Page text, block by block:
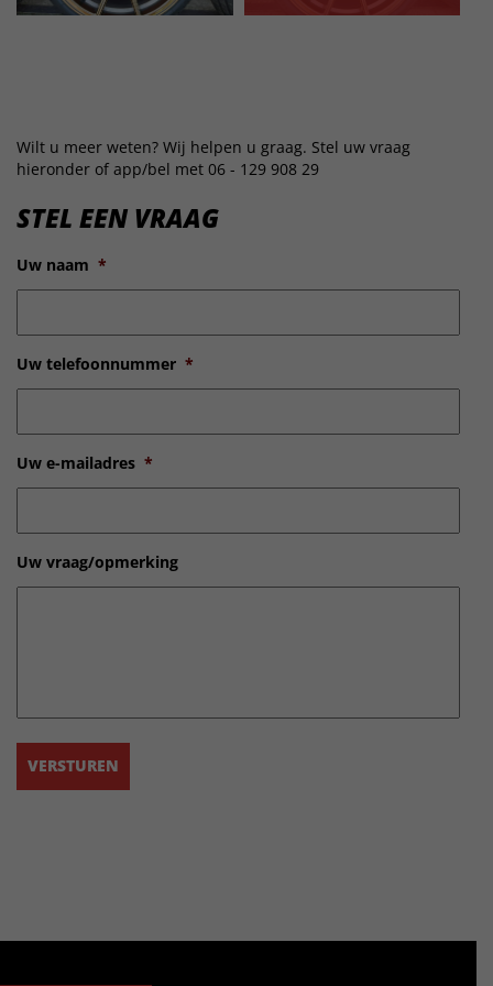
Wilt u meer weten? Wij helpen u graag. Stel uw vraag
hieronder of app/bel met 06 - 129 908 29
STEL EEN VRAAG
Uw naam *
Uw telefoonnummer *
Uw e-mailadres *
Uw vraag/opmerking